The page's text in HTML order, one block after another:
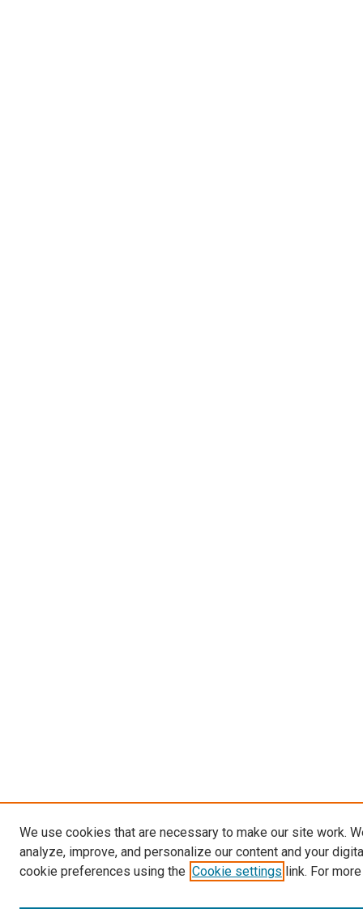
We use cookies that are necessary to make our site work.
analyze, improve, and personalize our content and your
cookie preferences using the Cookie settings link. For